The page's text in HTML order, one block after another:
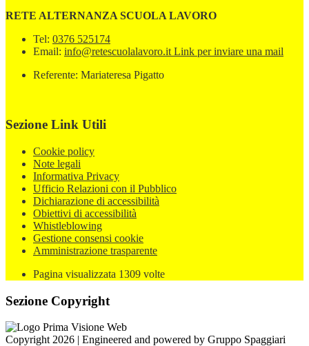
RETE ALTERNANZA SCUOLA LAVORO
Tel: 0376 525174
Email: info@retescuolalavoro.it Link per inviare una mail
Referente: Mariateresa Pigatto
Sezione Link Utili
Cookie policy
Note legali
Informativa Privacy
Ufficio Relazioni con il Pubblico
Dichiarazione di accessibilità
Obiettivi di accessibilità
Whistleblowing
Gestione consensi cookie
Amministrazione trasparente
Pagina visualizzata 1309 volte
Sezione Copyright
Copyright 2026 | Engineered and powered by Gruppo Spaggiari